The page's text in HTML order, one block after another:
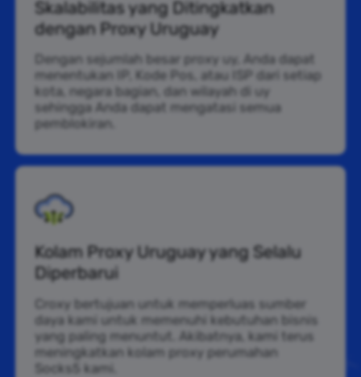
Skalabilitas yang Ditingkatkan
dengan Proxy Uruguay
Dengan sejumlah besar proxy uy, Anda dapat
menentukan IP, Kode Pos, atau ISP dari setiap
kota, negara bagian, dan wilayah di uy
sehingga Anda dapat mengatasi semua
pemblokiran.
Kolam Proxy Uruguay yang Selalu
Diperbarui
Croxy bertujuan untuk memperluas sumber
daya kami untuk memenuhi kebutuhan bisnis
yang paling menuntut. Akibatnya, kami terus
meningkatkan kolam proxy perumahan
Socks5 kami.